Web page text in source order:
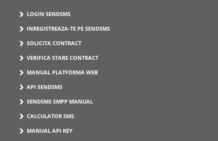
LOGIN SENDSMS
INREGISTREAZA-TE PE SENDSMS
SOLICITA CONTRACT
VERIFICA STARE CONTRACT
MANUAL PLATFORMA WEB
API SENDSMS
SENDSMS SMPP MANUAL
CALCULATOR SMS
MANUAL API KEY